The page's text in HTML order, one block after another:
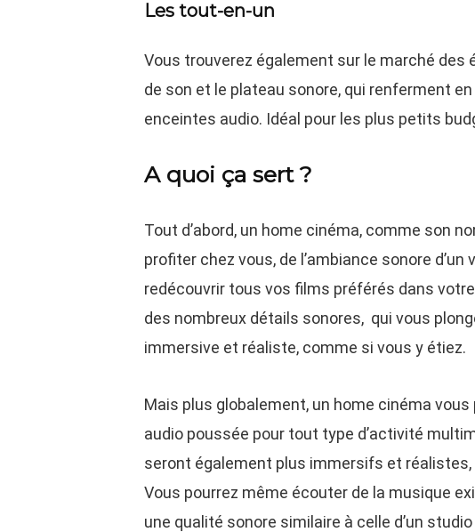
Les tout-en-un
Vous trouverez également sur le marché
de son et le plateau sonore, qui renferment
enceintes audio. Idéal pour les plus petits
A quoi ça sert ?
Tout d’abord, un home cinéma, comme son
profiter chez vous, de l’ambiance sonore
redécouvrir tous vos films préférés dans
des nombreux détails sonores, qui vous
immersive et réaliste, comme si vous y étiez.
Mais plus globalement, un home cinéma
audio poussée pour tout type d’activité
seront également plus immersifs et
Vous pourrez même écouter de la musique
une qualité sonore similaire à celle d’un